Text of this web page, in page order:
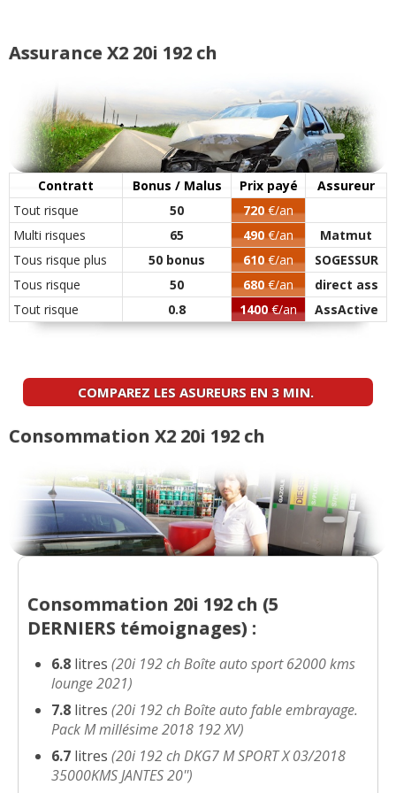
19/20 20i 192 ch MSPORTX( 0 )
Assurance X2 20i 192 ch
Contratt Bonus / Malus Prix payé
Assureur
Tout risque
50 720€/an
Multi risques
65 490€/an
Matmut
Tous risque plus
50 bonus 610€/an
SOGESSUR
Tous risque
50 680€/an
direct ass
Tout risque
0.8 1400€/an AssActive
COMPAREZ LES ASUREURS EN 3 MIN.
Consommation X2 20i 192 ch
Consommation 20i 192 ch (5
DERNIERS témoignages) :
6.8 litres(20i 192 ch Boîte auto sport 62000 kms
lounge 2021)
7.8 litres(20i 192 ch Boîte auto fable embrayage.
Pack M millésime 2018 192 XV)
6.7 litres(20i 192 ch DKG7 M SPORT X 03/2018
35000KMS JANTES 20'')